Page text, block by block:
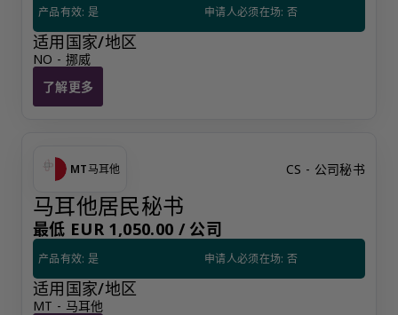
产品有效: 是 申请人必须在场: 否
适用国家/地区
NO - 挪威
了解更多
挪威公司秘书
MT马耳他 CS - 公司秘书
马耳他居民秘书
最低 EUR 1,050.00 /公司
产品有效: 是 申请人必须在场: 否
适用国家/地区
MT - 马耳他